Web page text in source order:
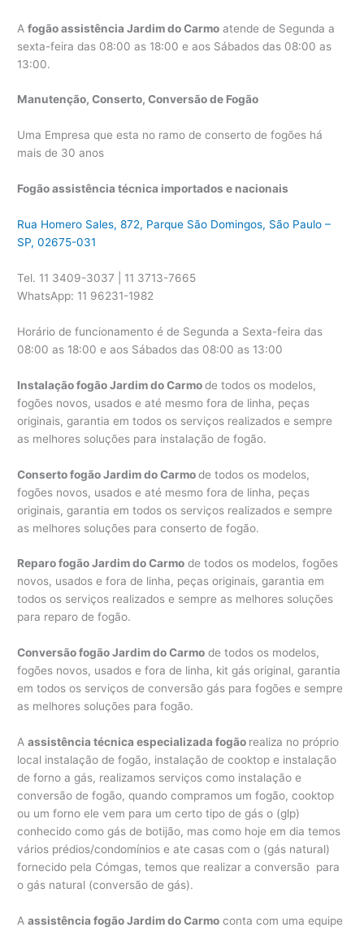
Afogão assistência Jardim do Carmo atende de Segunda a
sexta-feira das 08:00 as 18:00 e aos Sábados das 08:00 as
13:00.
Manutenção, Conserto, Conversão de Fogão
Uma Empresa que esta no ramo de conserto de fogões há
mais de 30 anos
Fogão assistência técnica importados e nacionais
Rua Homero Sales, 872, Parque São Domingos, São Paulo –
SP, 02675-031
Tel. 11 3409-3037 | 11 3713-7665
WhatsApp: 11 96231-1982
Horário de funcionamento é de Segunda a Sexta-feira das
08:00 as 18:00 e aos Sábados das 08:00 as 13:00
Instalação fogão Jardim do Carmode todos os modelos,
fogões novos, usados e até mesmo fora de linha, peças
originais, garantia em todos os serviços realizados e sempre
as melhores soluções para instalação de fogão.
Conserto fogão Jardim do Carmode todos os modelos,
fogões novos, usados e até mesmo fora de linha, peças
originais, garantia em todos os serviços realizados e sempre
as melhores soluções para conserto de fogão.
Reparo fogão Jardim do Carmo de todos os modelos, fogões
novos, usados e fora de linha, peças originais, garantia em
todos os serviços realizados e sempre as melhores soluções
para reparo de fogão.
Conversão fogão Jardim do Carmo de todos os modelos,
fogões novos, usados e fora de linha, kit gás original, garantia
em todos os serviços de conversão gás para fogões e sempre
as melhores soluções para fogão.
Aassistência técnica especializada fogão realiza no próprio
local instalação de fogão, instalação de cooktop e instalação
de forno a gás, realizamos serviços como instalação e
conversão de fogão, quando compramos um fogão, cooktop
ou um forno ele vem para um certo tipo de gás o (glp)
conhecido como gás de botijão, mas como hoje em dia temos
vários prédios/condomínios e ate casas com o (gás natural)
fornecido pela Cómgas, temos que realizar a conversão para
o gás natural (conversão de gás).
Aassistência fogão Jardim do Carmo conta com uma equipe